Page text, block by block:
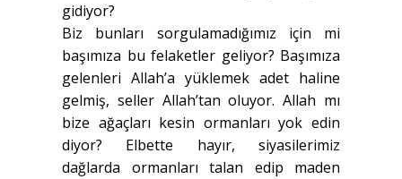
gidiyor?
Biz bunları sorgulamadığımız için mi
başımıza bu felaketler geliyor? Başımıza
gelenleri Allah’a yüklemek adet haline
gelmiş, seller Allah’tan oluyor. Allah mı
bize ağaçları kesin ormanları yok edin
diyor? Elbette hayır, siyasilerimiz
dağlarda ormanları talan edip maden